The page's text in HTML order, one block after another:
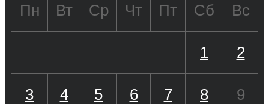
Пн Вт Ср Чт Пт Сб Вс
1 2
3 4 5 6 7 8 9